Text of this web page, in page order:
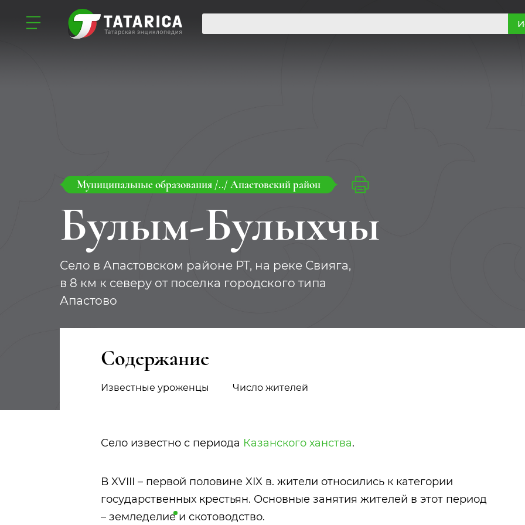
Муниципальные образования /../ Апастовский район
Булым-Булыхчы
Село в Апастовском районе РТ, на реке Свияга,
в 8 км к северу от поселка городского типа
Апастово
Содержание
Известные уроженцы Число жителей
Село известно с периода Казанского ханства.
В XVIII – первой половине XIX в. жители относились к категории
государственных крестьян. Основные занятия жителей в этот период
– земледелиеи скотоводство.
Тукай Габдулла Казанские